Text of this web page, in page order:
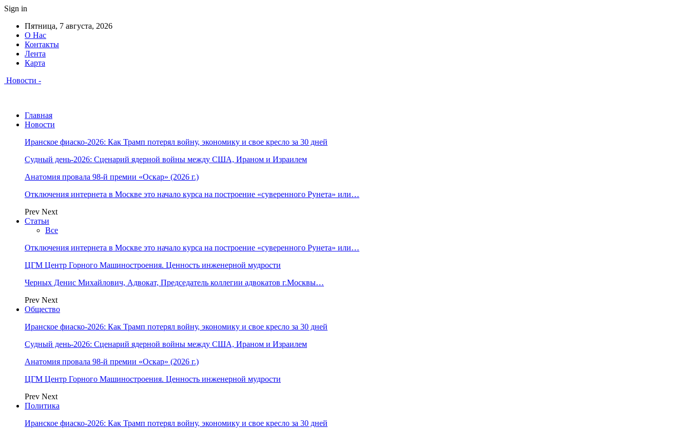
Sign in
Пятница, 7 августа, 2026
О Нас
Контакты
Лента
Карта
Новости -
Главная
Новости
Иранское фиаско-2026: Как Трамп потерял войну, экономику и свое кресло за 30 дней
Судный день-2026: Сценарий ядерной войны между США, Ираном и Израилем
Анатомия провала 98-й премии «Оскар» (2026 г.)
Отключения интернета в Москве это начало курса на построение «суверенного Рунета» или…
Prev Next
Статьи
Все
Отключения интернета в Москве это начало курса на построение «суверенного Рунета» или…
ЦГМ Центр Горного Машиностроения. Ценность инженерной мудрости
Черных Денис Михайлович, Адвокат, Председатель коллегии адвокатов г.Москвы…
Prev Next
Общество
Иранское фиаско-2026: Как Трамп потерял войну, экономику и свое кресло за 30 дней
Судный день-2026: Сценарий ядерной войны между США, Ираном и Израилем
Анатомия провала 98-й премии «Оскар» (2026 г.)
ЦГМ Центр Горного Машиностроения. Ценность инженерной мудрости
Prev Next
Политика
Иранское фиаско-2026: Как Трамп потерял войну, экономику и свое кресло за 30 дней